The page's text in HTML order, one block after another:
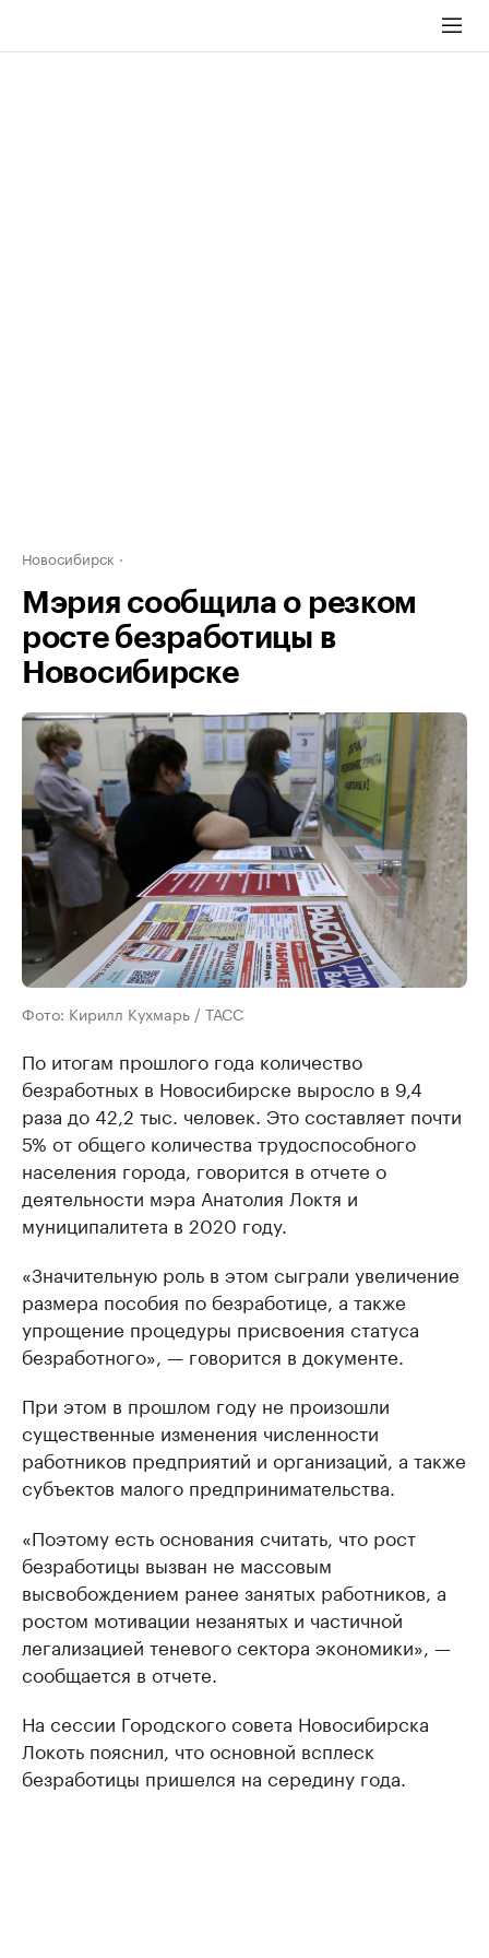
Новосибирск
Мэрия сообщила о резком
росте безработицы в
Новосибирске
Фото: Кирилл Кухмарь / ТАСС
По итогам прошлого года количество
безработных в Новосибирске выросло в 9,4
раза до 42,2 тыс. человек. Это составляет почти
5% от общего количества трудоспособного
населения города, говорится в отчете о
деятельности мэра Анатолия Локтя и
муниципалитета в 2020 году.
«Значительную роль в этом сыграли увеличение
размера пособия по безработице, а также
упрощение процедуры присвоения статуса
безработного», — говорится в документе.
При этом в прошлом году не произошли
существенные изменения численности
работников предприятий и организаций, а также
субъектов малого предпринимательства.
«Поэтому есть основания считать, что рост
безработицы вызван не массовым
высвобождением ранее занятых работников, а
ростом мотивации незанятых и частичной
легализацией теневого сектора экономики», —
сообщается в отчете.
На сессии Городского совета Новосибирска
Локоть пояснил, что основной всплеск
безработицы пришелся на середину года.